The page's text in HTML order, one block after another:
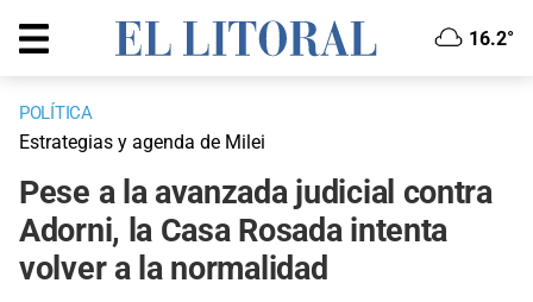
16.2°
POLÍTICA
Estrategias y agenda de Milei
Pese a la avanzada judicial contra
Adorni, la Casa Rosada intenta
volver a la normalidad